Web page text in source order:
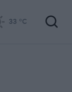
33 °C